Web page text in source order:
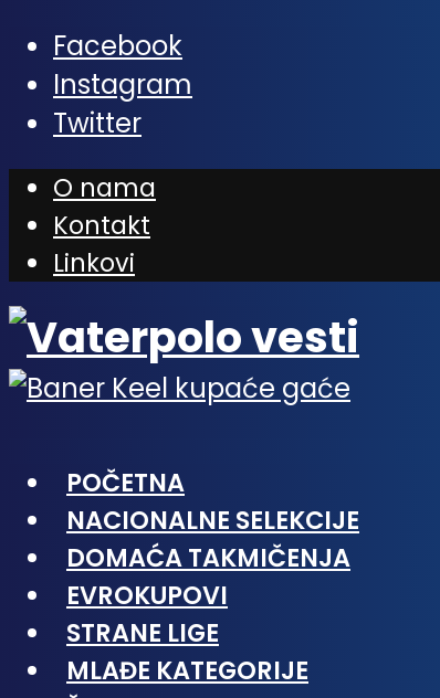
Facebook
Instagram
Twitter
O nama
Kontakt
Linkovi
POČETNA
NACIONALNE SELEKCIJE
DOMAĆA TAKMIČENJA
EVROKUPOVI
STRANE LIGE
MLAĐE KATEGORIJE